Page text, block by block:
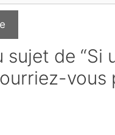
de “Si
vous